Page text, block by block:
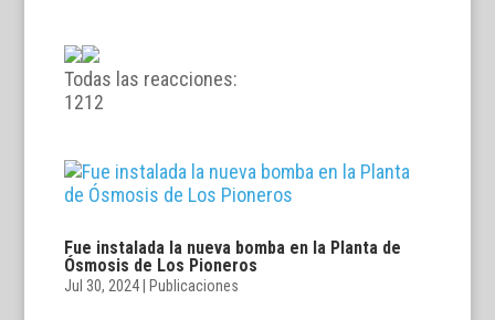
Todas las reacciones:
1212
Fue instalada la nueva bomba en la Planta de
Ósmosis de Los Pioneros
Jul 30, 2024| Publicaciones